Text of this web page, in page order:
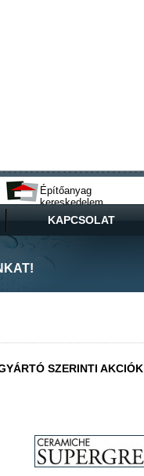
Építőanyag
kereskedelem
KAPCSOLAT
SZERINTI AKCIÓK